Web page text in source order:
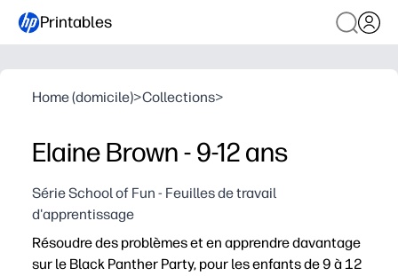
Printables
Home (domicile)>Collections>
Elaine Brown - 9-12 ans
Série School of Fun - Feuilles de travail
d'apprentissage
Résoudre des problèmes et en apprendre davantage
sur le Black Panther Party, pour les enfants de 9 à 12